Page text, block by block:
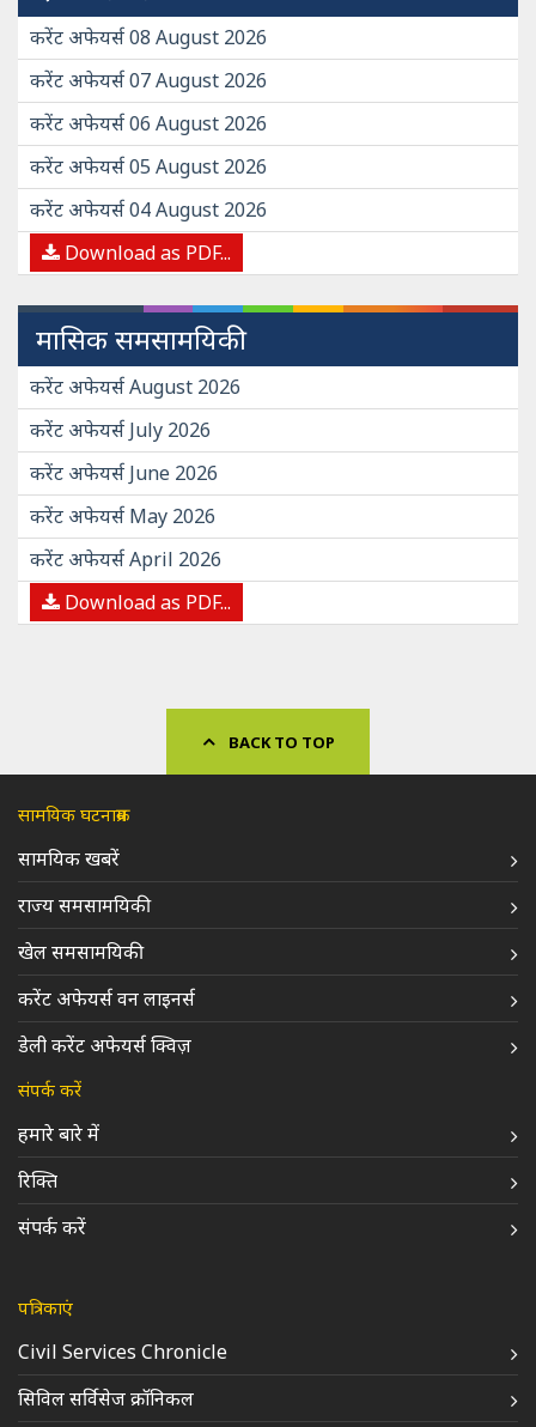
करेंट अफेयर्स 08 August 2026
करेंट अफेयर्स 07 August 2026
करेंट अफेयर्स 06 August 2026
करेंट अफेयर्स 05 August 2026
करेंट अफेयर्स 04 August 2026
Download as PDF...
मासिक समसामयिकी
करेंट अफेयर्स August 2026
करेंट अफेयर्स July 2026
करेंट अफेयर्स June 2026
करेंट अफेयर्स May 2026
करेंट अफेयर्स April 2026
Download as PDF...
BACK TO TOP
सामयिक घटनाक्रम
सामयिक खबरें
राज्य समसामयिकी
खेल समसामयिकी
करेंट अफेयर्स वन लाइनर्स
डेली करेंट अफेयर्स क्विज़
संपर्क करें
हमारे बारे में
रिक्ति
संपर्क करें
पत्रिकाएं
Civil Services Chronicle
सिविल सर्विसेज क्रॉनिकल